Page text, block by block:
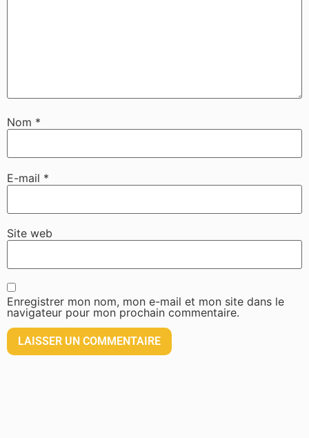
Nom *
E-mail *
Site web
Enregistrer mon nom, mon e-mail et mon site dans le
navigateur pour mon prochain commentaire.